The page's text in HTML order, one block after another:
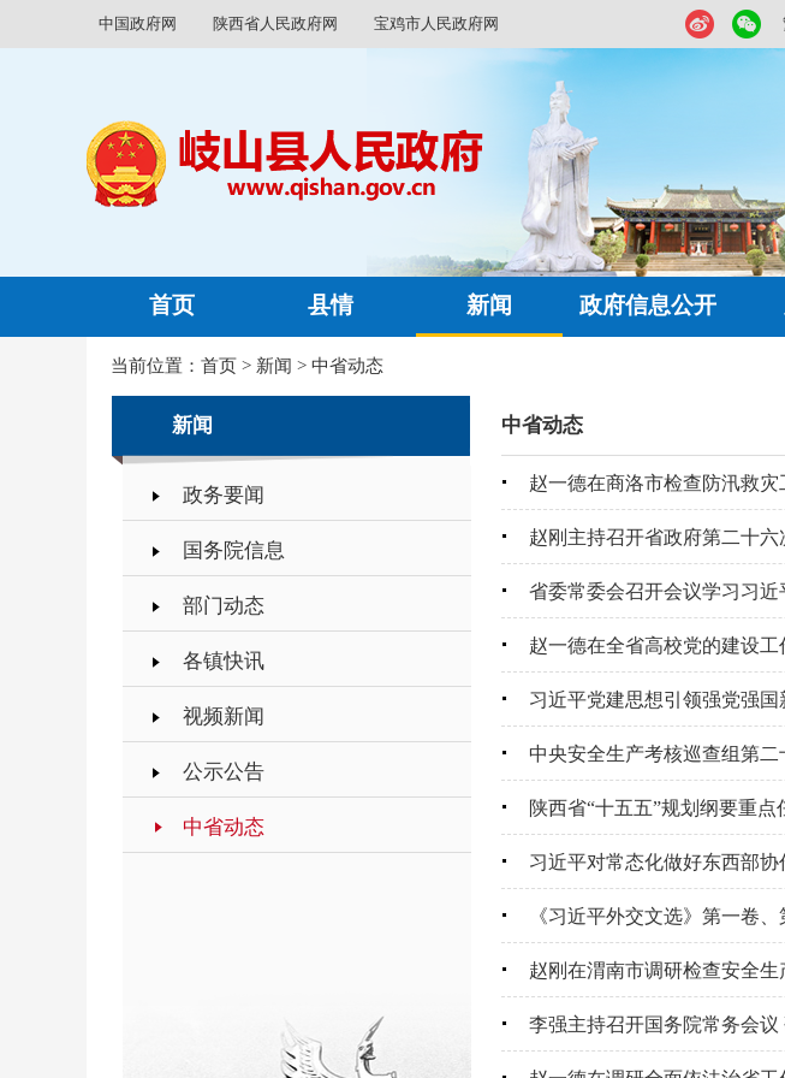
中国政府网 陕西省人民政府网 宝鸡市人民政府网
首页 县情 新闻 政府信息公开
当前位置： 首页 > 新闻 > 中省动态
新闻
政务要闻
国务院信息
部门动态
各镇快讯
视频新闻
公示公告
中省动态
中省动态
赵一德在商洛市检查防汛救
赵刚主持召开省政府第二十六
省委常委会召开会议学习习
赵一德在全省高校党的建设
习近平党建思想引领强党强国
中央安全生产考核巡查组第
陕西省“十五五”规划纲要重
习近平对常态化做好东西部
《习近平外交文选》第一卷
赵刚在渭南市调研检查安全
李强主持召开国务院常务会